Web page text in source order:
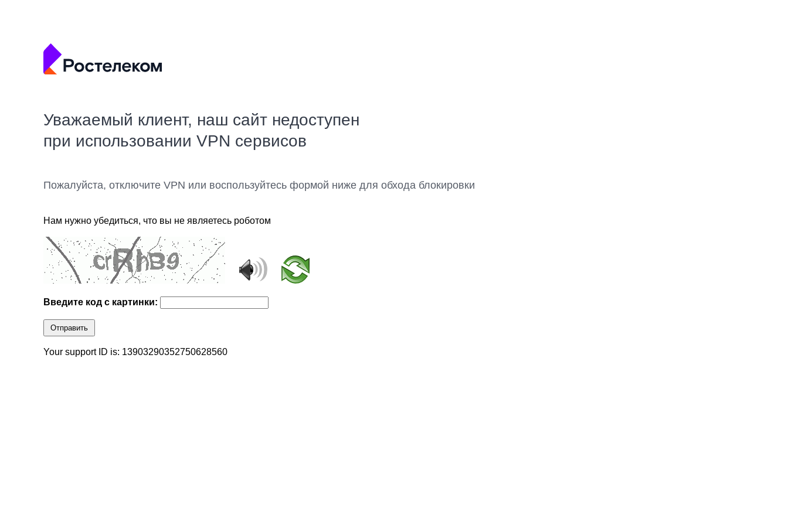
Уважаемый клиент, наш сайт недоступен
при использовании VPN сервисов
Пожалуйста, отключите VPN или воспользуйтесь формой ниже для обхода блокировки
Нам нужно убедиться, что вы не являетесь роботом
Введите код с картинки:
Отправить
Your support ID is: 13903290352750628560